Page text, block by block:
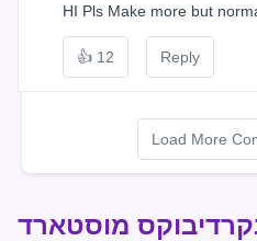
HI Pls Make more but
👍 12 Reply
Load More
מוסטארד